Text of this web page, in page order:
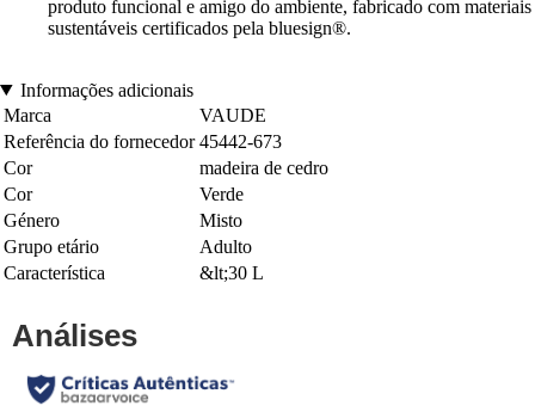
produto funcional e amigo do ambiente, fabricado com materiais
sustentáveis certificados pela bluesign®.
Informações adicionais
Marca
VAUDE
Referência do fornecedor 45442-673
Cor
madeira de cedro
Cor
Verde
Género
Misto
Grupo etário
Adulto
Característica
&lt;30 L